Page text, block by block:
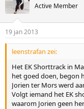
Active Member
19 jan 2013
leenstrafan zei:
Het EK Shorttrack in
het goed doen, begon
Jorien ter Mors werd
Volgt iemand het EK
waarom Jorien geen